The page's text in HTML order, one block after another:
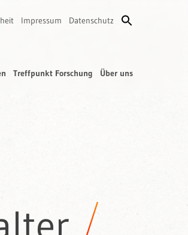
Impressum Datenschutz
Treffpunkt Forschung Über uns